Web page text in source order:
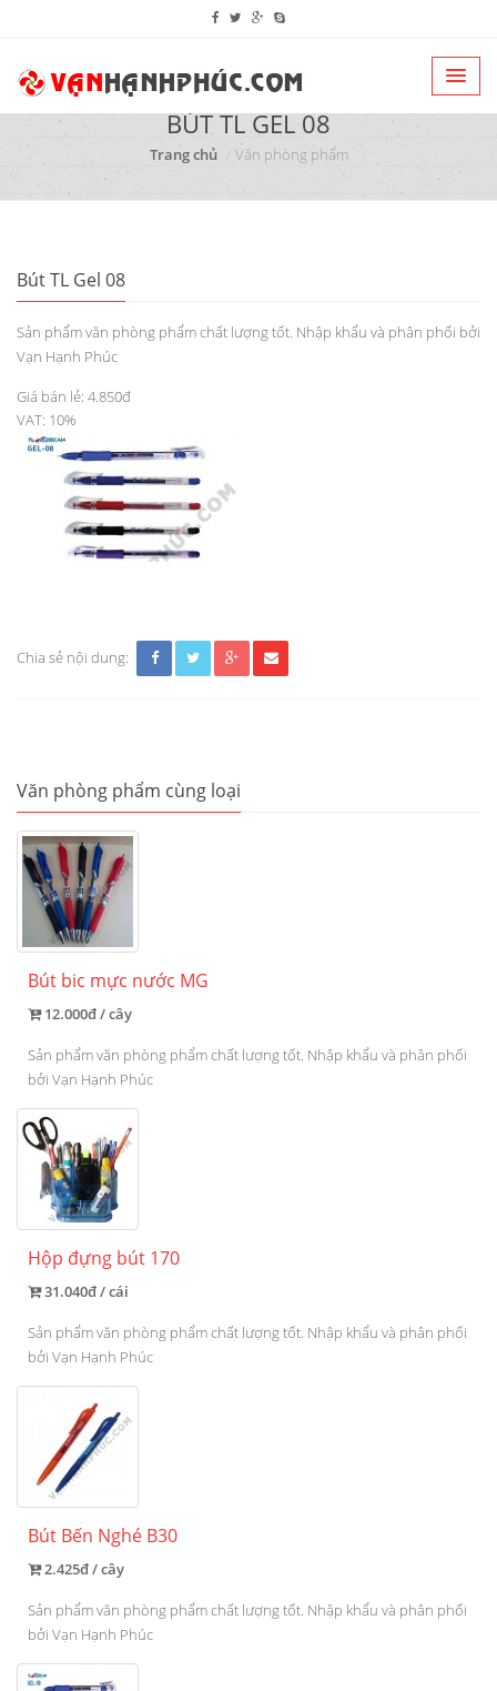
BÚT TL GEL 08
Trang chủ Văn phòng phẩm
Bút TL Gel 08
Sản phẩm văn phòng phẩm chất lượng tốt. Nhập khẩu và phân phối bởi
Vạn Hạnh Phúc
Giá bán lẻ: 4.850đ
VAT: 10%
Chia sẻ nội dung:
Văn phòng phẩm cùng loại
Bút bic mực nước MG
12.000đ / cây
Sản phẩm văn phòng phẩm chất lượng tốt. Nhập khẩu và phân phối
bởi Vạn Hạnh Phúc
Hộp đựng bút 170
31.040đ / cái
Sản phẩm văn phòng phẩm chất lượng tốt. Nhập khẩu và phân phối
bởi Vạn Hạnh Phúc
Bút Bến Nghé B30
2.425đ / cây
Sản phẩm văn phòng phẩm chất lượng tốt. Nhập khẩu và phân phối
bởi Vạn Hạnh Phúc